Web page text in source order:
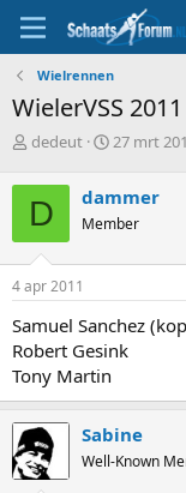
Wielrennen
WielerVSS
T
p
i
c
s
t
a
t
e
r
dedeut
S
r
t
a
m
27 mrt
D dammer
Member
4 apr 2011
Samuel Sanchez
Robert Gesink
Tony Martin
Sabine
Well-Known